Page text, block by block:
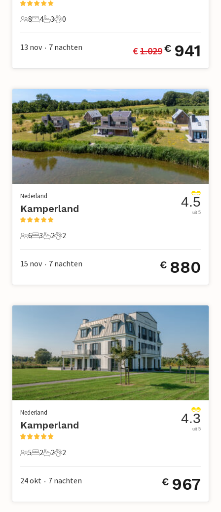
8 Gasten
8
4 Slaapkamers
4
3 Badkamers
3
0 Huisdieren
0
13 nov • 7 nachten € 1.029€ 941
Nederland
Kamperland
6 Gasten
6
3 Slaapkamers
3
2 Badkamers
2
2 Huisdieren
2
4.5
uit 5
15 nov • 7 nachten € 880
Nederland
Kamperland
5 Gasten
5
2 Slaapkamers
2
2 Badkamers
2
2 Huisdieren
2
4.3
uit 5
24 okt • 7 nachten € 967